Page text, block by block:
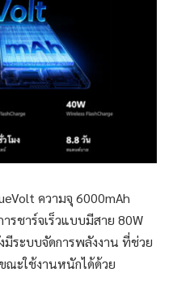
ความจุ 6000mAh
รชาร์จเร็วแบบมีสาย 80W
มีระบบจัดการพลังงาน ที่ช่วย
ณะใช้งานหนักได้ด้วย